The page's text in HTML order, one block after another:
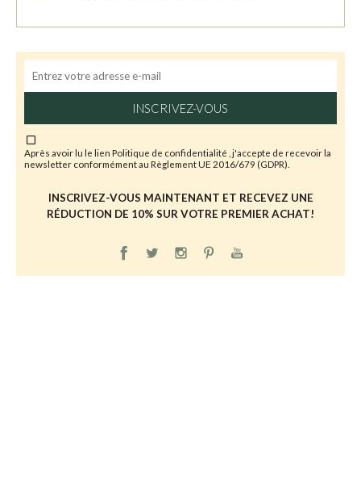
INSCRIVEZ-VOUS
Après avoir lu le lien Politique de confidentialité , j'accepte de recevoir la
newsletter conformément au Règlement UE 2016/679 (GDPR).
INSCRIVEZ-VOUS MAINTENANT ET RECEVEZ UNE
RÉDUCTION DE 10% SUR VOTRE PREMIER ACHAT!